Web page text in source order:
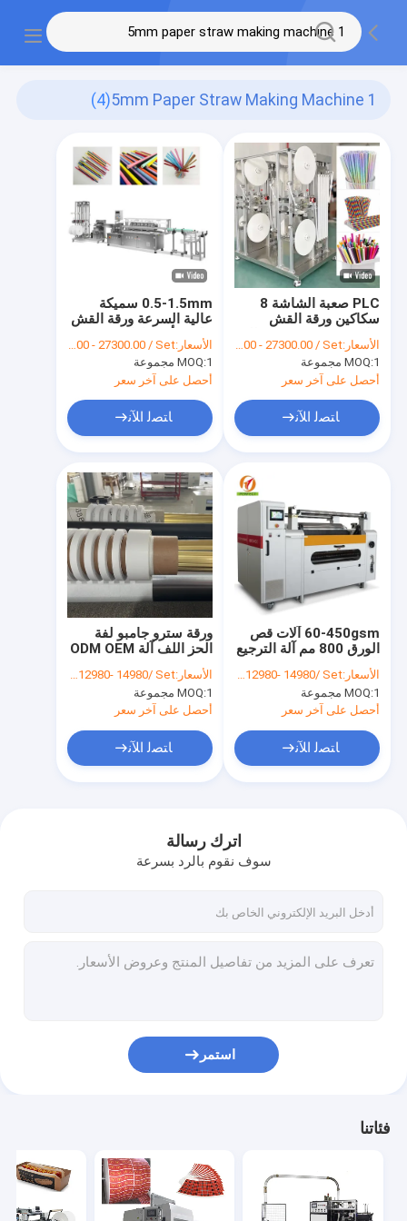
1 5mm Paper Straw Making Machine
(4)
0.5-1.5mm سميكة
عالية السرعة ورقة القش
ماكينة أوتوماتيكية
الأسعار:FOB US $27200.00 - 27300.00 / Set
MOQ:1 مجموعة
أحصل على آخر سعر
ﺎﺘﺼﻟ ﺍﻶﻧ
PLC صعبة الشاشة 8
سكاكين ورقة القش
متر
الأسعار:FOB US $27200.00 - 27300.00 / Set
MOQ:1 مجموعة
أحصل على آخر سعر
ﺎﺘﺼﻟ ﺍﻶﻧ
ورقة سترو جامبو لفة
الحز اللف آلة ODM OEM
الأسعار:FOB US $12980- 14980/ Set
MOQ:1 مجموعة
أحصل على آخر سعر
ﺎﺘﺼﻟ ﺍﻶﻧ
60-450gsm آلات قص
الورق 800 مم آلة الترجيع
المشقق للورق
الأسعار:FOB US $12980- 14980/ Set
MOQ:1 مجموعة
أحصل على آخر سعر
ﺎﺘﺼﻟ ﺍﻶﻧ
اترك رسالة
سوف نقوم بالرد بسرعة
استمر
فئاتنا